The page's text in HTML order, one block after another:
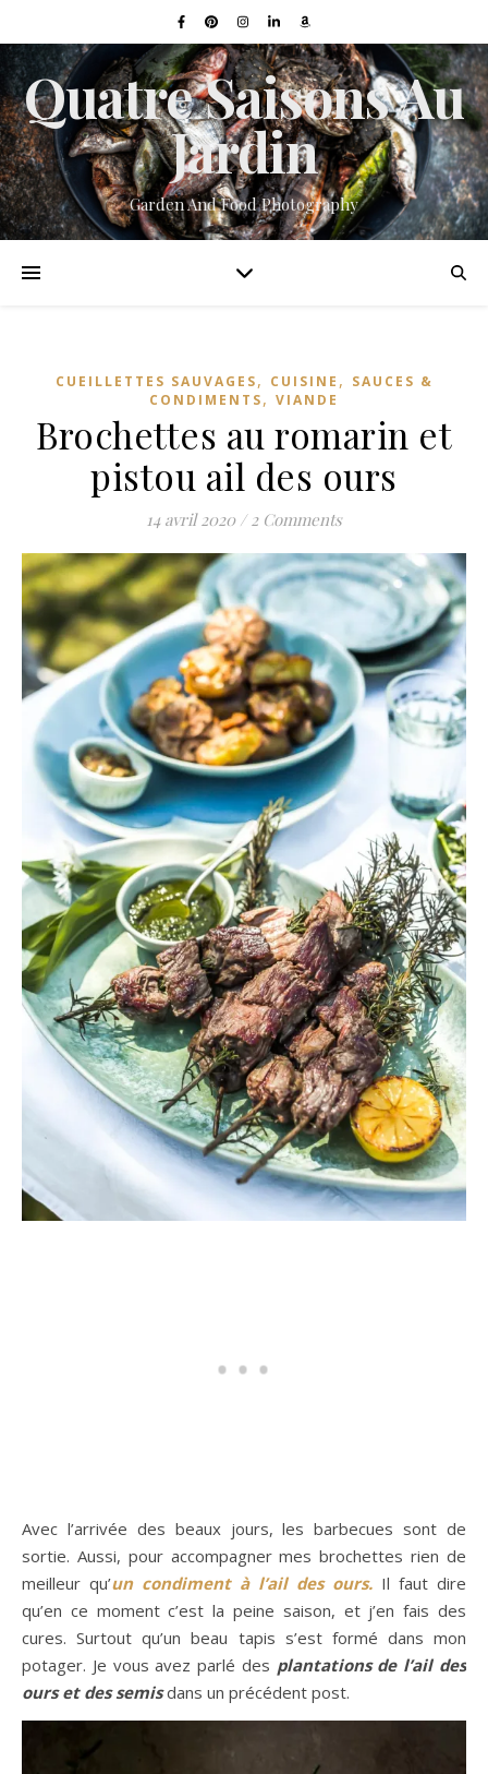
Quatre Saisons Au
Jardin
Garden And Food Photography
CUEILLETTES SAUVAGES, CUISINE , SAUCES &
CONDIMENTS, VIANDE
Brochettes au romarin et
pistou ail des ours
14 avril 2020 / 2 Comments
Avec l’arrivée des beaux jours, les barbecues sont de
sortie. Aussi, pour accompagner mes brochettes rien de
meilleur qu’un condiment à l’ail des ours. Il faut dire
qu’en ce moment c’est la peine saison, et j’en fais des
cures. Surtout qu’un beau tapis s’est formé dans mon
potager. Je vous avez parlé des plantations de l’ail des
ours et des semisdans un précédent post.